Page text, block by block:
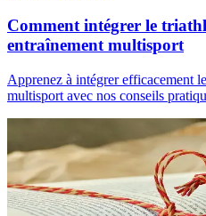
Comment intégrer le
entraînement multisport
Apprenez à intégrer efficacement
multisport avec nos conseils